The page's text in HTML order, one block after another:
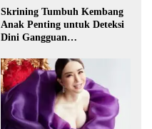
Skrining Tumbuh Kembang
Anak Penting untuk Deteksi
Dini Gangguan